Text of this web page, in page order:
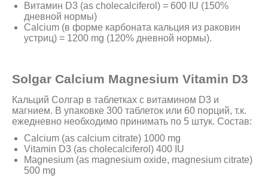
Витамин D3 (as cholecalciferol) = 600 IU (150%
дневной нормы)
Calcium (в форме карбоната кальция из раковин
устриц) = 1200 mg (120% дневной нормы).
Solgar Calcium Magnesium Vitamin D3
Кальций Солгар в таблетках с витамином D3 и
магнием. В упаковке 300 таблеток или 60 порций, т.к.
ежедневно необходимо принимать по 5 штук. Состав:
Calcium (as calcium citrate) 1000 mg
Vitamin D3 (as cholecalciferol) 400 IU
Magnesium (as magnesium oxide, magnesium citrate)
500 mg